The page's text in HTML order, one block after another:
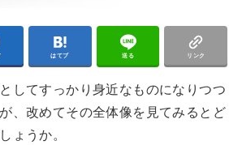
はてブ 送る リンク
してすっかり身近なものになりつつ
、改めてその全体像を見てみるとど
ょうか。